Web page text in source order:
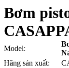
Bơm
Model:
Hãng sản xuất: